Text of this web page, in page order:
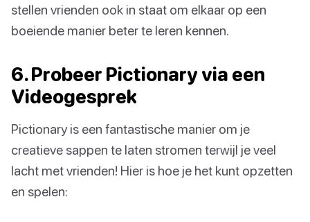
stellen vrienden ook in staat om elkaar op een
boeiende manier beter te leren kennen.
6. Probeer Pictionary via een
Videogesprek
Pictionary is een fantastische manier om je
creatieve sappen te laten stromen terwijl je veel
lacht met vrienden! Hier is hoe je het kunt opzetten
en spelen: